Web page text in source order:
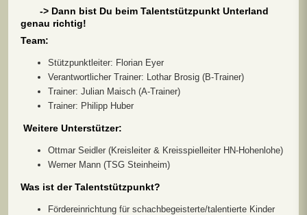
-> Dann bist Du beim Talentstützpunkt Unterland
genau richtig!
Team:
Stützpunktleiter: Florian Eyer
Verantwortlicher Trainer: Lothar Brosig (B-Trainer)
Trainer: Julian Maisch (A-Trainer)
Trainer: Philipp Huber
Weitere Unterstützer:
Ottmar Seidler (Kreisleiter & Kreisspielleiter HN-Hohenlohe)
Werner Mann (TSG Steinheim)
Was ist der Talentstützpunkt?
Fördereinrichtung für schachbegeisterte/talentierte Kinder